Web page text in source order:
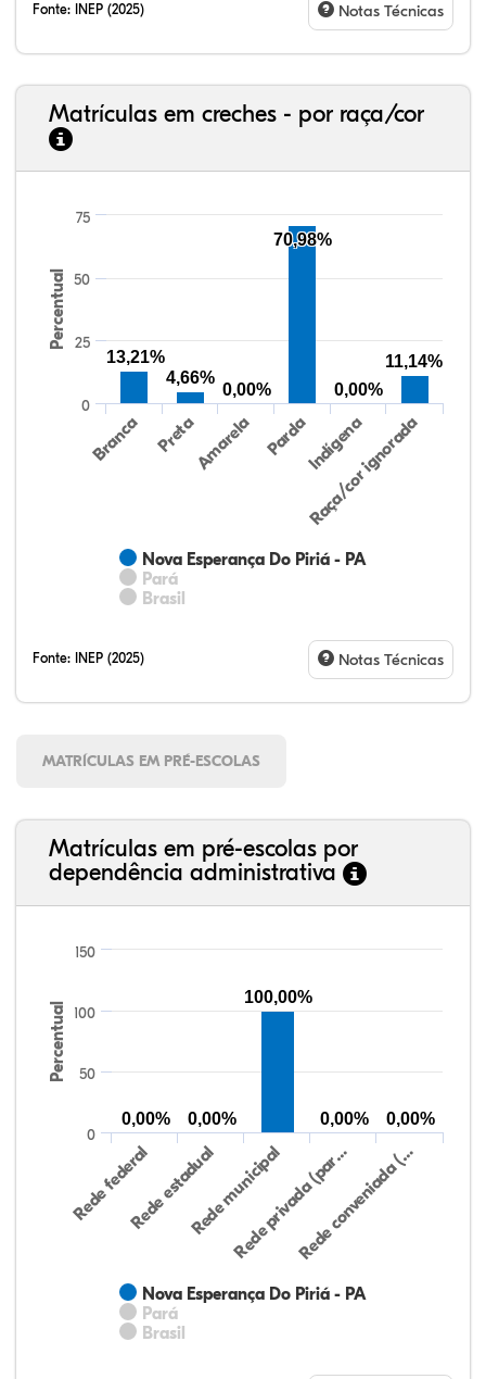
Fonte: INEP (2025) Notas Técnicas
Matrículas em creches - por raça/cor
Percentual
Nova Esperança Do Piriá - PA
Pará
Brasil
Branca PretaAmarela PardaIndígena
Raça/cor ignorada
0
25
50
75
13,21%
4,66%
0,00%
70,98%
0,00%
11,14%
Fonte: INEP (2025) Notas Técnicas
MATRÍCULAS EM PRÉ-ESCOLAS
Matrículas em pré-escolas por
dependência administrativa
Percentual
Nova Esperança Do Piriá - PA
Pará
Brasil
Rede federalRede estadualRede municipal
Rede privada (par…Rede conveniada (…
0
50
100
150
0,00% 0,00%
100,00%
0,00% 0,00%
7,54%
3,53%
0,31%
84,77%
1,36%
2,50%
33,06%
7,95%
0,46%
55,81%
1,22%
1,50%